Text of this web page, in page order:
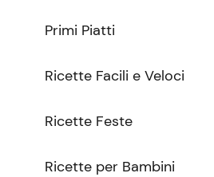
Primi Piatti
Ricette Facili e Veloci
Ricette Feste
Ricette per Bambini